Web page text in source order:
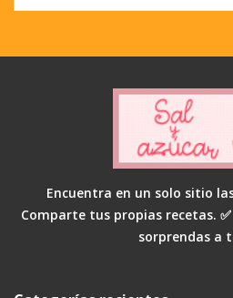
Encuentra en un solo sitio
Comparte tus propias recetas.
sorprendas a